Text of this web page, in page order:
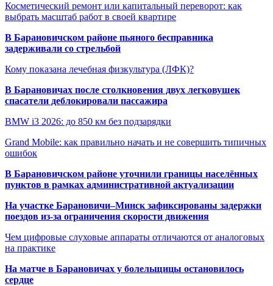
Косметический ремонт или капитальный переворот: как
выбрать масштаб работ в своей квартире
В Барановичском районе пьяного бесправника
задерживали со стрельбой
Кому показана лечебная физкультура (ЛФК)?
В Барановичах после столкновения двух легковушек
спасатели деблокировали пассажира
BMW i3 2026: до 850 км без подзарядки
Grand Mobile: как правильно начать и не совершить типичных
ошибок
В Барановичском районе уточнили границы населённых
пунктов в рамках административной актуализации
На участке Барановичи–Минск зафиксированы задержки
поездов из-за ограничения скорости движения
Чем цифровые слуховые аппараты отличаются от аналоговых
на практике
На матче в Барановичах у болельщицы остановилось
сердце